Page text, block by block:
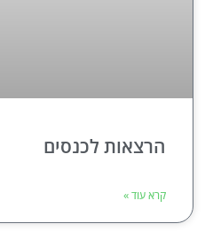
הרצאות לכנסים
קרא עוד »